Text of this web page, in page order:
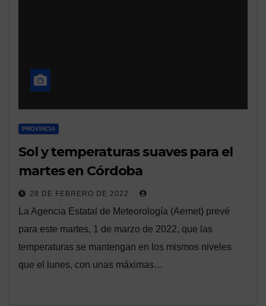
PROVINCIA
Sol y temperaturas suaves para el
martes en Córdoba
28 DE FEBRERO DE 2022
La Agencia Estatal de Meteorología (Aemet) prevé
para este martes, 1 de marzo de 2022, que las
temperaturas se mantengan en los mismos niveles
que el lunes, con unas máximas…